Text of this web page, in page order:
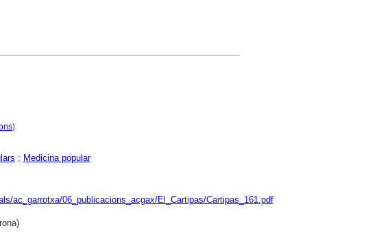
)
; Medicina popular
ac_garrotxa/06_publicacions_acgax/El_Cartipas/Cartipas_161.pdf